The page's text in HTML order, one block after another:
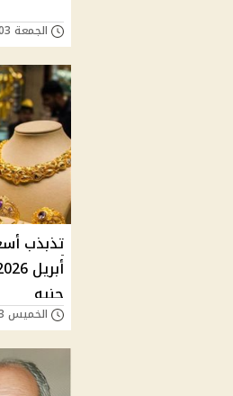
الجمعة 03/يوليو/2026 - 05:13 م
جنيه
الخميس 23/أبريل/2026 - 09:47 ص